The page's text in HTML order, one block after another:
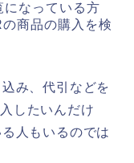
になっている方
商品の購入を検
み、代引などを
したいんだけ
人もいるのでは